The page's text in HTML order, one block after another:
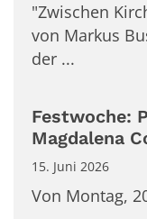
"Zwischen
von Markus
der ...
Festwoche:
Magdalena
15. Juni 2026
Von Montag,